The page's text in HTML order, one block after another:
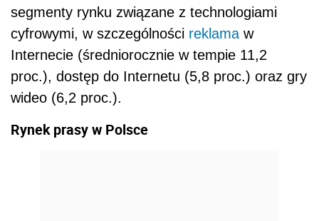
segmenty rynku związane z technologiami
cyfrowymi, w szczególności reklama w
Internecie (średniorocznie w tempie 11,2
proc.), dostęp do Internetu (5,8 proc.) oraz gry
wideo (6,2 proc.).
Rynek prasy w Polsce